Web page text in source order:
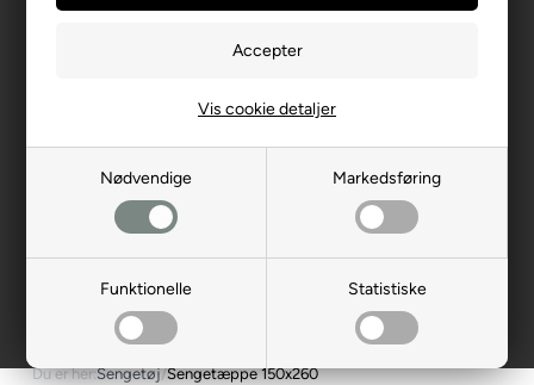
Nødvendige Markedsføring
Funktionelle Statistiske
Vis cookie detaljer
Du er her:Sengetøj/Sengetæppe 150x260